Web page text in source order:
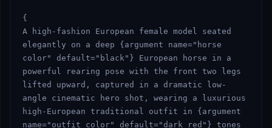
{
A high-fashion European female model seated
elegantly on a deep {argument name="horse
color" default="black"} European horse in a
powerful rearing pose with the front two legs
lifted upward, captured in a dramatic low-
angle cinematic hero shot, wearing a luxurious
high-European traditional outfit in {argument
name="outfit color" default="dark red"} tones